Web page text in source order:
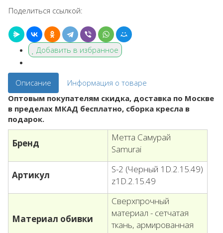
Поделиться ссылкой:
Добавить в избранное
Описание
Информация о товаре
Оптовым покупателям скидка, доставка по Москве
в пределах МКАД бесплатно, сборка кресла в
подарок.
Бренд
Метта Самурай
Samurai
Артикул
S-2 (Черный 1D.2.15.49)
z1D.2.15.49
Материал обивки
Сверхпрочный
материал - сетчатая
ткань, армированная